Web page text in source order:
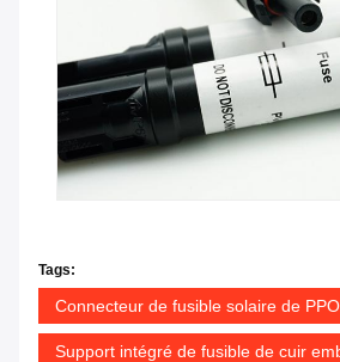
Tags:
Connecteur de fusible solaire de PPO
Support intégré de fusible de cuir